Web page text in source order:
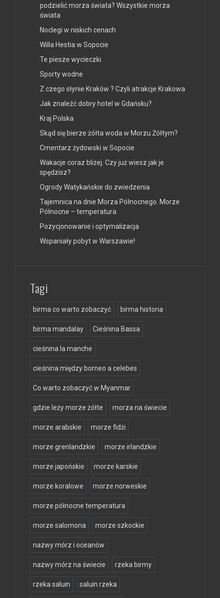
podzielić morza świata? Wszystkie morza
świata
Noclegi w niskich cenach
Willa Hestia w Sopocie
Te piesze wycieczki.
Sporty wodne
Z czego słynie Kraków ? Czyli atrakcje Krakowa
Jak znaleźć dobry hotel w Gdańsku?
Kraj Polska
Skąd się bierze żółta woda w Morzu Żółtym?
Cmentarz żydowski w Sopocie
Wakacje coraz bliżej. Czy już wiesz jak je
spędzisz?
Ogrody Watykańskie do zwiedzenia
Tajemnica na dnie Morza Północnego. Morze
Północne – temperatura
Pozycjonowanie i optymalizacja
Wspaniały pobyt w Warszawie!
Tagi
birma co warto zobaczyć birma historia
birma mandalay Cieśnina Bassa
cieśnina la manche
cieśnina między borneo a celebes
Co warto zobaczyć w Myanmar
gdzie leży morze żółte morza na świecie
morze arabskie morze fidżi
morze grenlandzkie morze irlandzkie
morze japońskie morze karskie
morze koralowe morze norweskie
morze północne temperatura
morze salomona morze szkockie
nazwy mórz i oceanów
nazwy mórz na świecie rzeka birmy
rzeka saluin saluin rzeka